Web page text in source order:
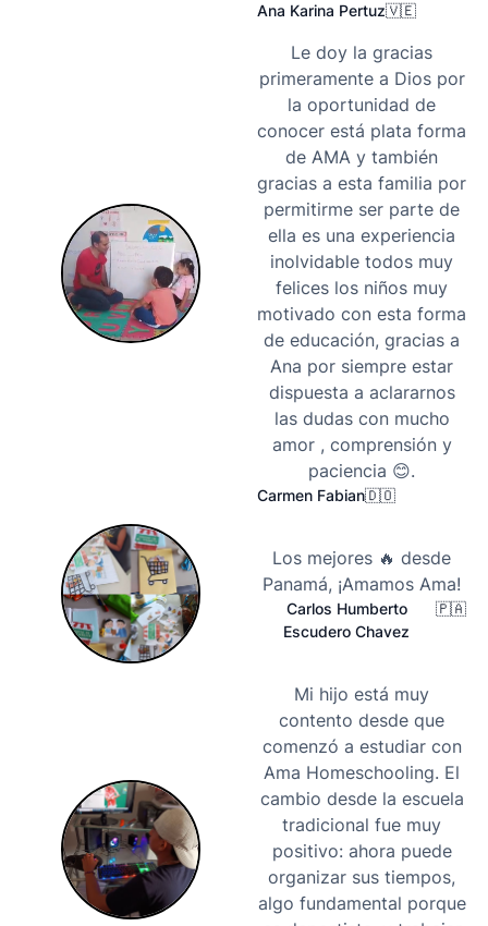
Ana Karina Pertuz🇻🇪
Le doy la gracias
primeramente a Dios por
la oportunidad de
conocer está plata forma
de AMA y también
gracias a esta familia por
permitirme ser parte de
ella es una experiencia
inolvidable todos muy
felices los niños muy
motivado con esta forma
de educación, gracias a
Ana por siempre estar
dispuesta a aclararnos
las dudas con mucho
amor , comprensión y
paciencia 😊.
Carmen Fabian🇩🇴
Los mejores 🔥 desde
Panamá, ¡Amamos Ama!
Carlos Humberto
Escudero Chavez
🇵🇦
Mi hijo está muy
contento desde que
comenzó a estudiar con
Ama Homeschooling. El
cambio desde la escuela
tradicional fue muy
positivo: ahora puede
organizar sus tiempos,
algo fundamental porque